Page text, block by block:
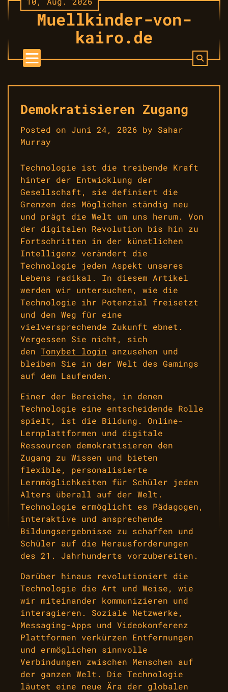
Skip
to
Muellkinder-von-
kairo.de
Demokratisieren Zugang
Posted on Juni 24, 2026 by Sahar
Murray
Technologie ist die treibende Kraft
hinter der Entwicklung der
Gesellschaft, sie definiert die
Grenzen des Möglichen ständig neu
und prägt die Welt um uns herum. Von
der digitalen Revolution bis hin zu
Fortschritten in der künstlichen
Intelligenz verändert die
Technologie jeden Aspekt unseres
Lebens radikal. In diesem Artikel
werden wir untersuchen, wie die
Technologie ihr Potenzial freisetzt
und den Weg für eine
vielversprechende Zukunft ebnet.
Vergessen Sie nicht, sich
den Tonybet login anzusehen und
bleiben Sie in der Welt des Gamings
auf dem Laufenden.
Einer der Bereiche, in denen
Technologie eine entscheidende Rolle
spielt, ist die Bildung. Online-
Lernplattformen und digitale
Ressourcen demokratisieren den
Zugang zu Wissen und bieten
flexible, personalisierte
Lernmöglichkeiten für Schüler jeden
Alters überall auf der Welt.
Technologie ermöglicht es Pädagogen,
interaktive und ansprechende
Bildungsergebnisse zu schaffen und
Schüler auf die Herausforderungen
des 21. Jahrhunderts vorzubereiten.
Darüber hinaus revolutioniert die
Technologie die Art und Weise, wie
wir miteinander kommunizieren und
interagieren. Soziale Netzwerke,
Messaging-Apps und Videokonferenz
Plattformen verkürzen Entfernungen
und ermöglichen sinnvolle
Verbindungen zwischen Menschen auf
der ganzen Welt. Die Technologie
läutet eine neue Ära der globalen